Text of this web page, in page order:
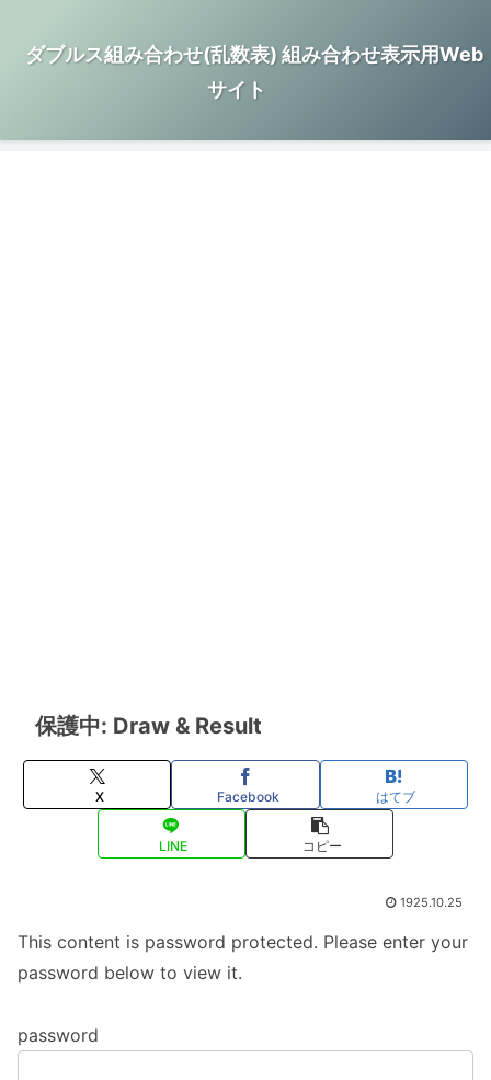
ダブルス組み合わせ(乱数表) 組み合わせ表示用Web
サイト
保護中: Draw & Result
X Facebook はてブ
LINE コピー
1925.10.25
This content is password protected. Please enter your
password below to view it.
password